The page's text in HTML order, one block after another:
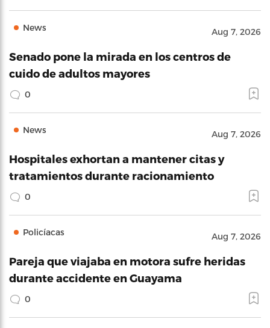
News Aug 7, 2026
Senado pone la mirada en los centros de
cuido de adultos mayores
0
News Aug 7, 2026
Hospitales exhortan a mantener citas y
tratamientos durante racionamiento
0
Policíacas Aug 7, 2026
Pareja que viajaba en motora sufre heridas
durante accidente en Guayama
0